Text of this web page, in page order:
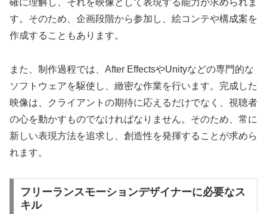
確に理解し、それを映像として表現する能力が求められま
す。そのため、企画段階から参加し、絵コンテや構成案を
作成することもあります。
また、制作過程では、After EffectsやUnityなどの専門的な
ソフトウェアを駆使し、緻密な作業を行います。完成した
映像は、クライアントの期待に応えるだけでなく、視聴者
の心を動かすものでなければなりません。そのため、常に
新しい表現方法を追求し、創造性を発揮することが求めら
れます。
フリーランスモーションデザイナーに必要なス
キル